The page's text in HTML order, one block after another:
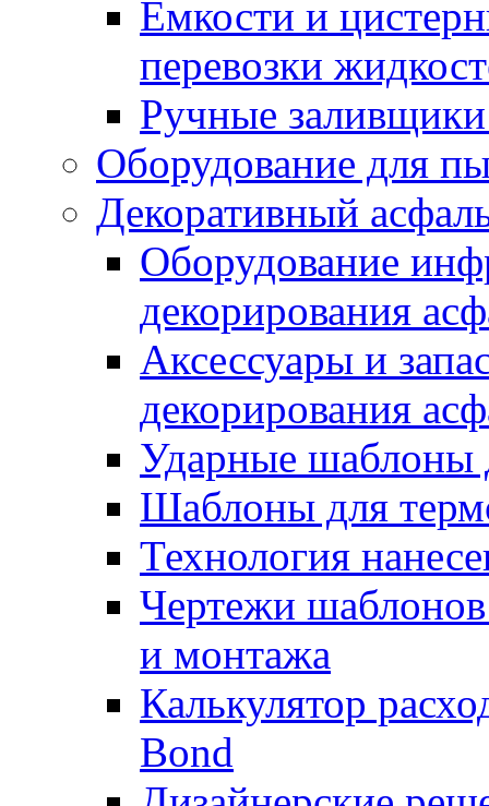
Емкости и
перевозки
Ручные
Оборудование для
Декоративный
Оборудование
декорирования
Аксессуары и
декорирования
Ударные шаблоны
Шаблоны для
Технология
Чертежи шаблонов
и монтажа
Калькулятор
Bond